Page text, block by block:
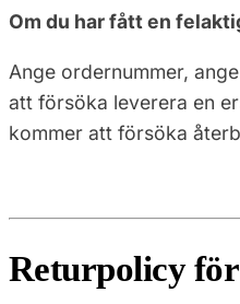
Om du har fått en
Ange ordernummer,
att försöka leverera en
kommer att försöka
Returpolicy